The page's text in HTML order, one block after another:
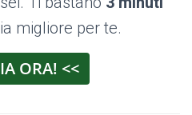
migliore per te.
ORA! <<